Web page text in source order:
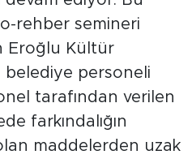
rehber semineri
Eroğlu Kültür
belediye personeli
tarafından verilen
farkındalığın
maddelerden uzak